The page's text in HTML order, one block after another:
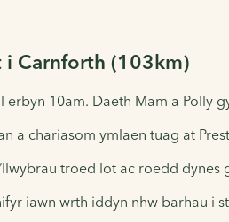
Carnforth (103km)
erbyn 10am. Daeth Mam a Polly
a chariasom ymlaen tuag at
troed lot ac roedd
iawn wrth iddyn nhw barhau i